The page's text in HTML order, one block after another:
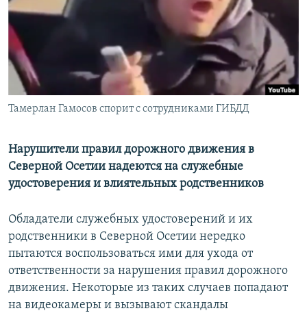
РАСПИСАНИЕ ВЕЩАНИЯ
ПОДПИШИТЕСЬ НА РАССЫЛКУ
СОЦИАЛЬНЫЕ СЕТИ
Все сайты РСЕ/РС
Тамерлан Гамосов спорит с сотрудниками ГИБДД
Нарушители правил дорожного движения в
Северной Осетии надеются на служебные
удостоверения и влиятельных родственников
Обладатели служебных удостоверений и их
родственники в Северной Осетии нередко
пытаются воспользоваться ими для ухода от
ответственности за нарушения правил дорожного
движения. Некоторые из таких случаев попадают
на видеокамеры и вызывают скандалы